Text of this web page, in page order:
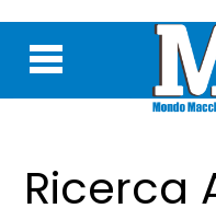
Ricerca